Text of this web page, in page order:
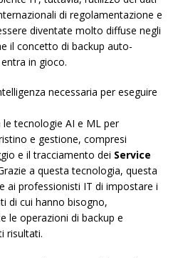
di regolamentazione e
diventate molto diffuse negli
il concetto di backup auto-
in gioco.
necessaria per eseguire
le tecnologie AI e ML per
e gestione, compresi
e il tracciamento dei Service
a questa tecnologia, questa
ai professionisti IT di impostare i
di cui hanno bisogno,
le operazioni di backup e
risultati.